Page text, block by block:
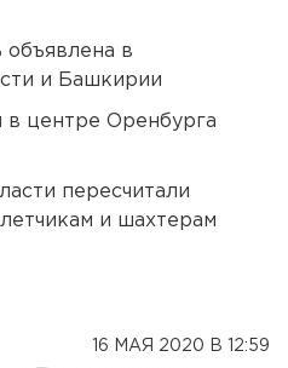
объявлена в
и Башкирии
в центре Оренбурга
пересчитали
и шахтерам
16 МАЯ 2020 В 12:59